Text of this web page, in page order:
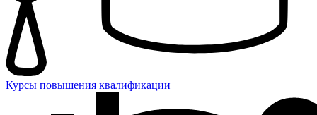
Курсы повышения квалификации